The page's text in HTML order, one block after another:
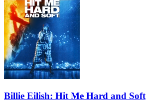
Billie Eilish: Hit Me Hard and Soft